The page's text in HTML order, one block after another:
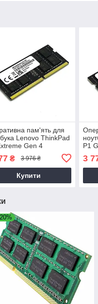
пам'ять для
Lenovo ThinkPad
Gen 4
₴ 3 976 ₴
Купити
P1
3